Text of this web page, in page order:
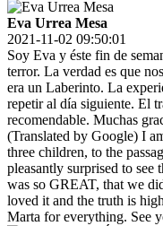
Eva Urrea Mesa
2021-11-02 09:50:01
Soy Eva y éste fin de
terror. La verdad es que
era un Laberinto. La
repetir al día siguiente. El
recomendable. Muchas
(Translated by Google) I
three children, to the
pleasantly surprised to
was so GREAT, that we
loved it and the truth is
Marta for everything. See